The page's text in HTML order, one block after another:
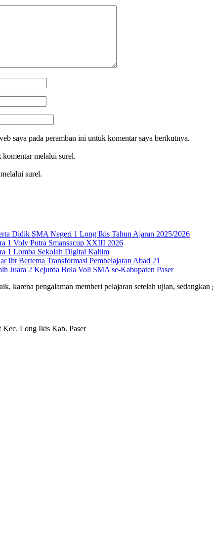
saya pada peramban ini untuk komentar saya berikutnya.
melalui surel.
surel.
Didik SMA Negeri 1 Long Ikis Tahun Ajaran 2025/2026
1 Voly Putra Smansacup XXIII 2026
1 Lomba Sekolah Digital Kaltim
Iht Bertema Transformasi Pembelajaran Abad 21
Juara 2 Kejurda Bola Voli SMA se-Kabupaten Paser
karena pengalaman memberi pelajaran setelah ujian,
Kec. Long Ikis Kab. Paser